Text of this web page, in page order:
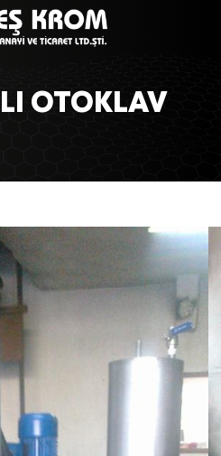
OTOKLAV